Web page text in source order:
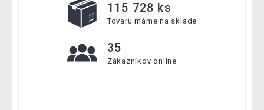
115 728 ks
Tovaru máme na sklade
35
Zákazníkov online